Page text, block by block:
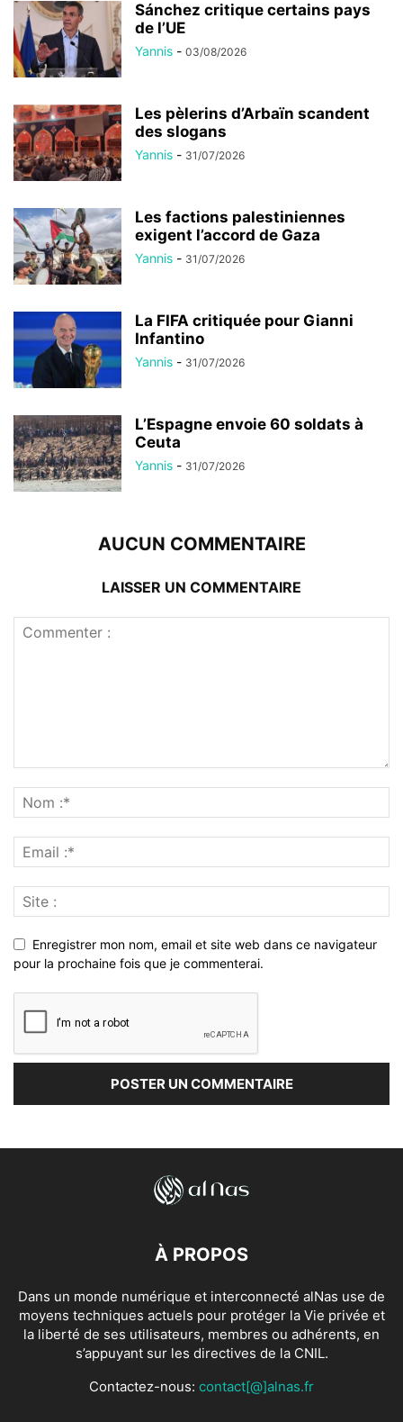
Sánchez critique certains pays
de l’UE
Yannis - 03/08/2026
Les pèlerins d’Arbaïn scandent
des slogans
Yannis - 31/07/2026
Les factions palestiniennes
exigent l’accord de Gaza
Yannis - 31/07/2026
La FIFA critiquée pour Gianni
Infantino
Yannis - 31/07/2026
L’Espagne envoie 60 soldats à
Ceuta
Yannis - 31/07/2026
AUCUN COMMENTAIRE
LAISSER UN COMMENTAIRE
Enregistrer mon nom, email et site web dans ce navigateur
pour la prochaine fois que je commenterai.
À PROPOS
Dans un monde numérique et interconnecté alNas use de
moyens techniques actuels pour protéger la Vie privée et
la liberté de ses utilisateurs, membres ou adhérents, en
s’appuyant sur les directives de la CNIL.
Contactez-nous: contact[@]alnas.fr